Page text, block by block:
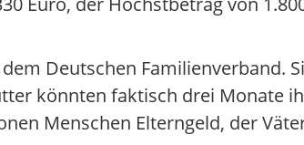
Deutschen Familienverband.
könnten faktisch drei Monate
Menschen Elterngeld, der